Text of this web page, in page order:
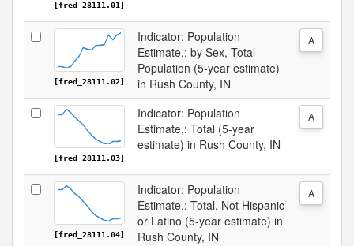
[fred_28111.01]
[fred_28111.02]
Indicator: Population
Estimate,: by Sex, Total
Population (5-year estimate)
in Rush County, IN
A
[fred_28111.03]
Indicator: Population
Estimate,: Total (5-year
estimate) in Rush County, IN
A
[fred_28111.04]
Indicator: Population
Estimate,: Total, Not Hispanic
or Latino (5-year estimate) in
Rush County, IN
A